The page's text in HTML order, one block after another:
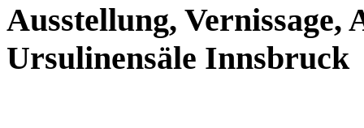
Ausstellung, Vernissage,
Ursulinensäle Innsbruck